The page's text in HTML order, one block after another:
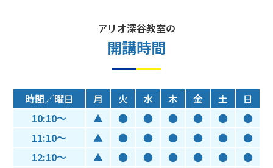
アリオ深谷教室の
開講時間
時間／曜日 月 火 水 木 金 土
日
10:10～
▲ ● ● ● ● ●
●
11:10～
▲ ● ● ● ● ●
●
12:10～
▲ ● ● ● ● ●
●